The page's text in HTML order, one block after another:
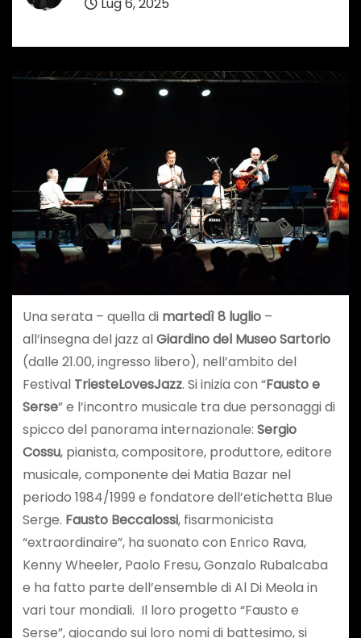
Una serata – quella di martedì 8 luglio–
all’insegna del jazz alGiardino del Museo Sartorio
(dalle 21.00, ingresso libero), nell’ambito del
Festival TriesteLovesJazz. Si inizia con “Fausto e
Serse” e l’incontro musicale tra due personaggi di
spicco del panorama internazionale: Sergio
Cossu, pianista, compositore, produttore, editore
musicale, componente dei Matia Bazar nel
periodo 1984/1999 e fondatore dell’etichetta Blue
Serge. Fausto Beccalossi, fisarmonicista
“extraordinaire”, ha suonato con Enrico Rava,
Kenny Wheeler, Paolo Fresu, Gonzalo Rubalcaba
e ha fatto parte dell’ensemble di Al Di Meola in
vari tour mondiali. Il loro progetto “Fausto e
Serse”, giocando sui loro nomi di battesimo, si